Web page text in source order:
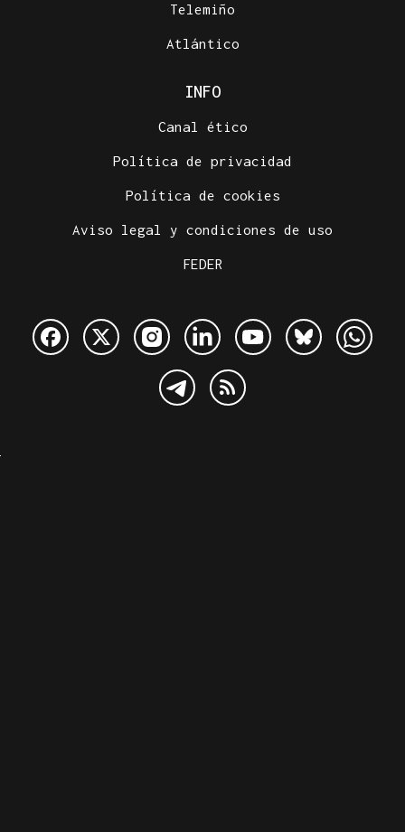
Telemiño
Atlántico
INFO
Canal ético
Política de privacidad
Política de cookies
Aviso legal y condiciones de uso
FEDER